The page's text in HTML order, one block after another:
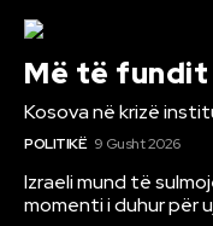
Më të fundit
Kosova në krizë
POLITIKË 9 Gusht 2026
Izraeli mund të
momenti i duhur për